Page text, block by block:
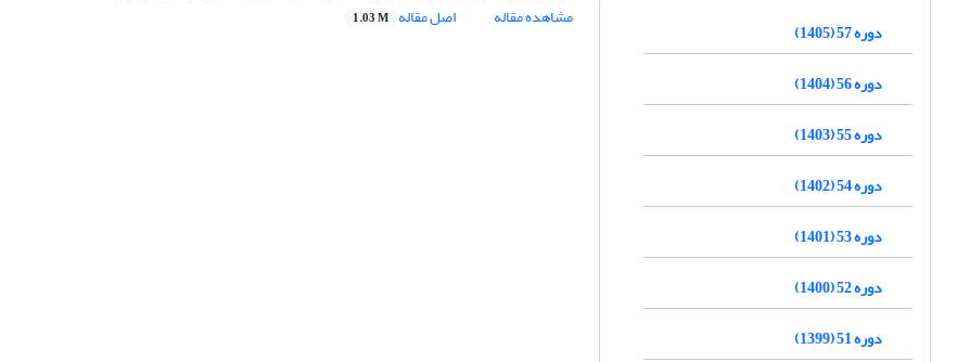
مشاهده مقاله
اصل مقاله 1.03 M
دوره 57 (1405)
دوره 56 (1404)
دوره 55 (1403)
دوره 54 (1402)
دوره 53 (1401)
دوره 52 (1400)
دوره 51 (1399)